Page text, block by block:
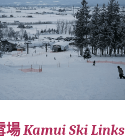
場 Kamui Ski Links